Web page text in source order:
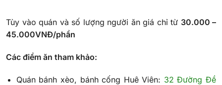
Tùy vào quán và số lượng người ăn giá chỉ từ 30.000 –
45.000VNĐ/phần
Các điểm ăn tham khảo:
Quán bánh xèo, bánh cống Huê Viên: 32 Đường Đề